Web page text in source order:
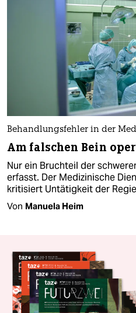
Behandlungsfehler in der
Am falschen Bein
Nur ein Bruchteil der
erfasst. Der Medizinische
kritisiert Untätigkeit der
Von Manuela Heim